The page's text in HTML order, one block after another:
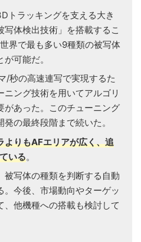
トラッキングを支える大き
写体検出技術」を搭載するこ
界で最も多い9種類の被写体
可能だ。
/秒の高速連写で実現するた
ング技術を用いてアルゴリ
があった。このチューニング
の最終段階まで続いた。
よりもAFエリアが広く、追
いる。
被写体の種類を判断する自動
。今後、市場動向やターゲッ
、他機種への搭載も検討して